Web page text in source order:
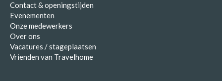
Contact & openingstijden
Evenementen
Onze medewerkers
Over ons
Vacatures / stageplaatsen
Vrienden van Travelhome